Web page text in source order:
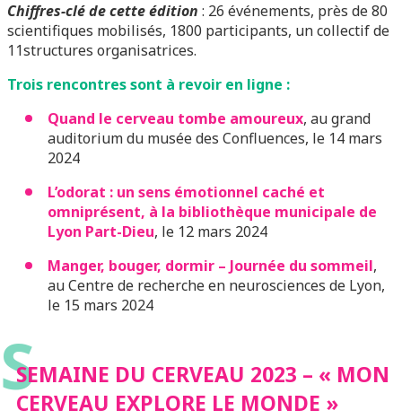
Chiffres-clé de cette édition : 26 événements, près de 80
scientifiques mobilisés, 1800 participants, un collectif de
11structures organisatrices.
Trois rencontres sont à revoir en ligne :
Quand le cerveau tombe amoureux, au grand
auditorium du musée des Confluences, le 14 mars
2024
L’odorat : un sens émotionnel caché et
omniprésent, à la bibliothèque municipale de
Lyon Part-Dieu, le 12 mars 2024
Manger, bouger, dormir – Journée du sommeil,
au Centre de recherche en neurosciences de Lyon,
le 15 mars 2024
S
SEMAINE DU CERVEAU 2023 – « MON
CERVEAU EXPLORE LE MONDE »